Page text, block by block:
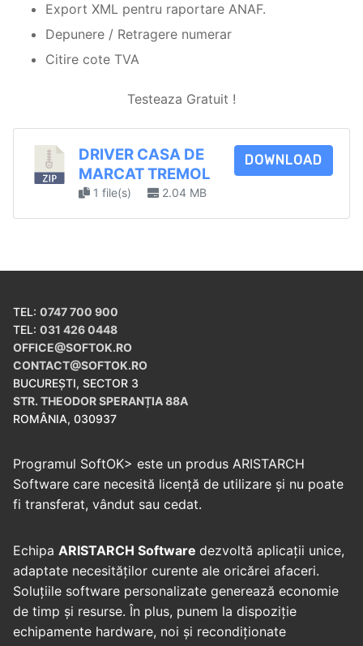
Export XML pentru raportare ANAF.
Depunere / Retragere numerar
Citire cote TVA
Testeaza Gratuit !
DRIVER CASA DE
MARCAT TREMOL
1 file(s) 2.04 MB
DOWNLOAD
TEL: 0747 700 900
TEL: 031 426 0448
OFFICE@SOFTOK.RO
CONTACT@SOFTOK.RO
BUCUREȘTI, SECTOR 3
STR. THEODOR SPERANȚIA 88A
ROMÂNIA, 030937
Programul SoftOK> este un produs ARISTARCH
Software care necesită licență de utilizare și nu poate
fi transferat, vândut sau cedat.
Echipa ARISTARCH Software dezvoltă aplicații unice,
adaptate necesităților curente ale oricărei afaceri.
Soluțiile software personalizate generează economie
de timp și resurse. În plus, punem la dispoziție
echipamente hardware, noi și recondiționate